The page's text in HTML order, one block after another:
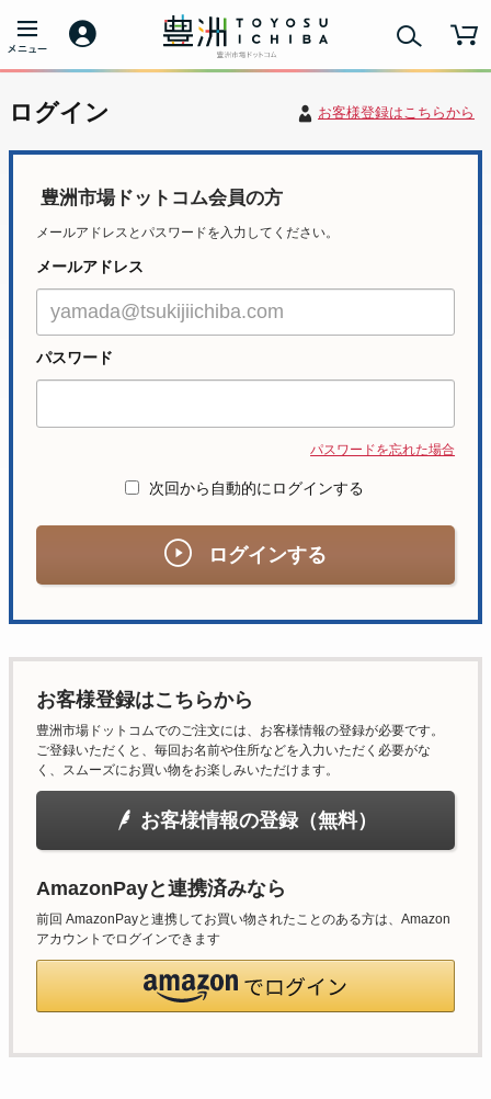
ログイン お客様登録はこちらから
豊洲市場ドットコム会員の方
メールアドレスとパスワードを入力してください。
メールアドレス
パスワード
パスワードを忘れた場合
次回から自動的にログインする
ログインする
お客様登録はこちらから
豊洲市場ドットコムでのご注文には、お客様情報の登録が必要です。
ご登録いただくと、毎回お名前や住所などを入力いただく必要がな
く、スムーズにお買い物をお楽しみいただけます。
お客様情報の登録（無料）
AmazonPayと連携済みなら
前回 AmazonPayと連携してお買い物されたことのある方は、Amazon
アカウントでログインできます